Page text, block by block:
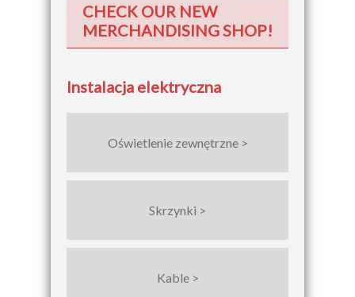
CHECK OUR NEW
MERCHANDISING SHOP!
Instalacja elektryczna
Oświetlenie zewnętrzne >
Skrzynki >
Kable >